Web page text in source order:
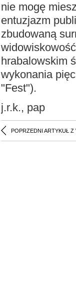
nie mogę
entuzjazm
zbudowaną
hrabalowskim
wykonania
"Fest").
j.r.k., pap
POPRZEDNI ARTYKUŁ Z